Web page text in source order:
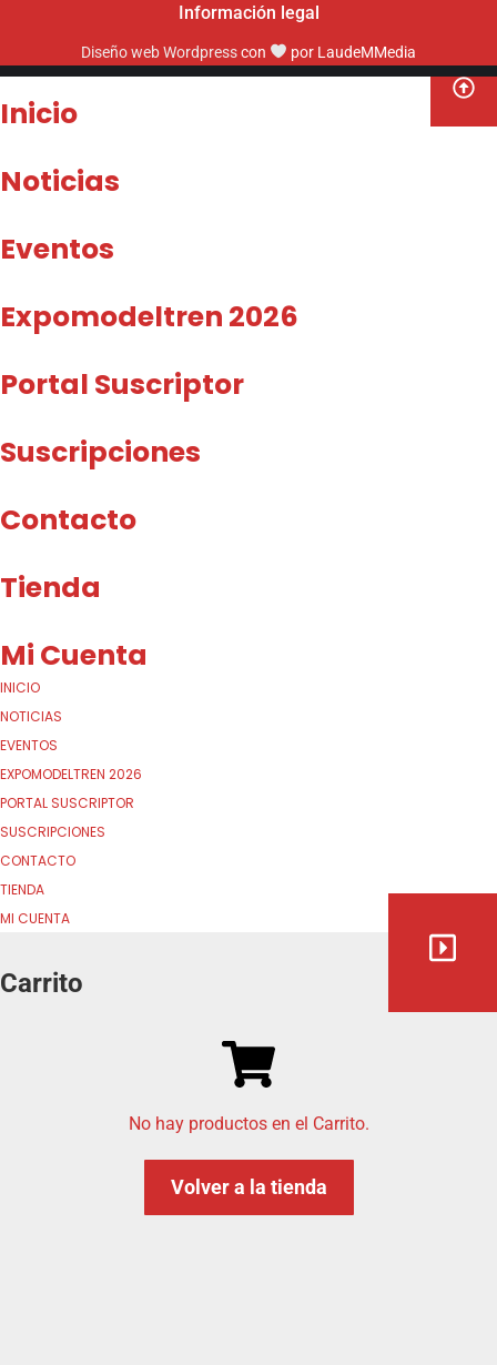
Información legal
Diseño web Wordpresscon por LaudeMMedia
Inicio
Noticias
Eventos
Expomodeltren 2026
Portal Suscriptor
Suscripciones
Contacto
Tienda
Mi Cuenta
INICIO
NOTICIAS
EVENTOS
EXPOMODELTREN 2026
PORTAL SUSCRIPTOR
SUSCRIPCIONES
CONTACTO
TIENDA
MI CUENTA
Carrito
No hay productos en el Carrito.
Volver a la tienda